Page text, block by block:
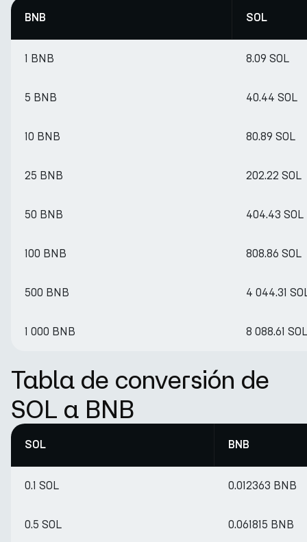
BNB SOL
1 BNB 8.09 SOL
5 BNB 40.44 SOL
10 BNB 80.89 SOL
25 BNB 202.22 SOL
50 BNB 404.43 SOL
100 BNB 808.86 SOL
500 BNB 4 044.31
1 000 BNB 8 088.61 SOL
Tabla de conversión de
SOL a BNB
SOL BNB
0.1 SOL 0.012363 BNB
0.5 SOL 0.061815 BNB